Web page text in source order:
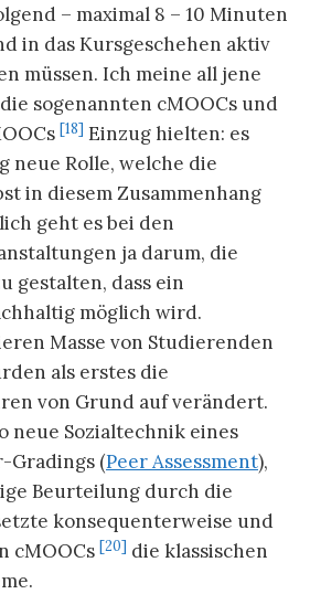
– maximal 8 – 10 Minuten
in das Kursgeschehen aktiv
müssen. Ich meine all jene
sogenannten cMOOCs und
[18] Einzug hielten: es
neue Rolle, welche die
in diesem Zusammenhang
geht es bei den
ja darum, die
gestalten, dass ein
möglich wird.
Masse von Studierenden
als erstes die
von Grund auf verändert.
neue Sozialtechnik eines
Gradings (Peer Assessment),
Beurteilung durch die
konsequenterweise und
cMOOCs [20] die klassischen